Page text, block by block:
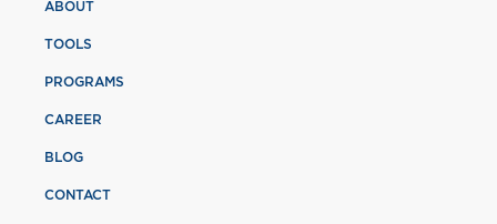
ABOUT
TOOLS
PROGRAMS
CAREER
BLOG
CONTACT